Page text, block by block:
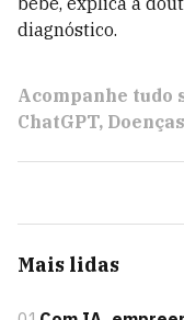
diagnóstico.
Acompanhe tudo
ChatGPT Doenças
Mais lidas